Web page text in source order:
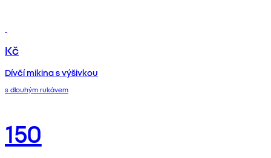
Kč
Dívčí mikina s výšivkou
s dlouhým rukávem
150